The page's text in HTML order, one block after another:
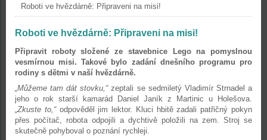
Roboti ve hvězdárně: Připraveni na misi!
Roboti ve hvězdárně: Připraveni na misi!
Připravit roboty složené ze stavebnice Lego na pomyslnou
vesmírnou misi. Takové bylo zadání dnešního programu pro
rodiny s dětmi v naší hvězdárně.
„Můžeme tam dát stovku,“zeptali se sedmiletý Vladimír Strnadel a
jeho o rok starší kamarád Daniel Janík z Martinic u Holešova.
„Zkuste to,“ odpověděl jim lektor. Kluci hbitě zadali patřičný pokyn
přes počítač, robota odpojili a dychtivě položili na zem. Stroj se
skutečně pohyboval o poznání rychleji.